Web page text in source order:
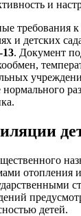
и
требования
и детских
. Документ
отопления
детей.